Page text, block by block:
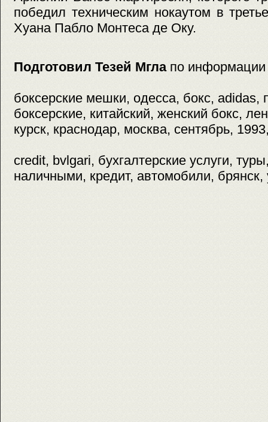
победил техническим нокаутом в
Хуана Пабло Монтеса де Оку.
Подготовил Тезей Мгла по
боксерские мешки, одесса, бокс, adidas,
боксерские, китайский, женский бокс,
курск, краснодар, москва, сентябрь,
credit, bvlgari, бухгалтерские услуги,
наличными, кредит, автомобили, брянск,